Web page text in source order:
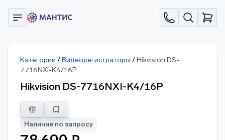
Категории /Видеорегистраторы /Hikvision DS-
7716NXI-K4/16P
Hikvision DS-7716NXI-K4/16P
Наличие по запросу